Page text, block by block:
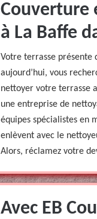
Couverture
à La Baffe
Votre terrasse présente
aujourd’hui, vous
nettoyer votre terrasse
une entreprise de
équipes spécialistes en
enlèvent avec le
Alors, réclamez votre
Avec EB